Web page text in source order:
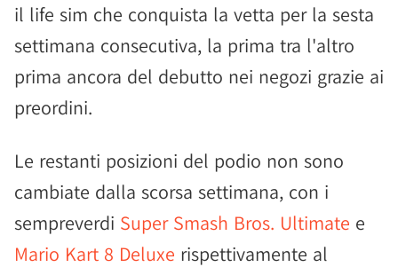
il life sim che conquista la vetta per la sesta
settimana consecutiva, la prima tra l'altro
prima ancora del debutto nei negozi grazie ai
preordini.
Le restanti posizioni del podio non sono
cambiate dalla scorsa settimana, con i
sempreverdi Super Smash Bros. Ultimate e
Mario Kart 8 Deluxe rispettivamente al